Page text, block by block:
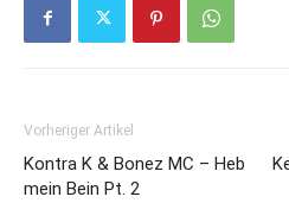
Vorheriger Artikel
Kontra K & Bonez MC – Heb
mein Bein Pt. 2